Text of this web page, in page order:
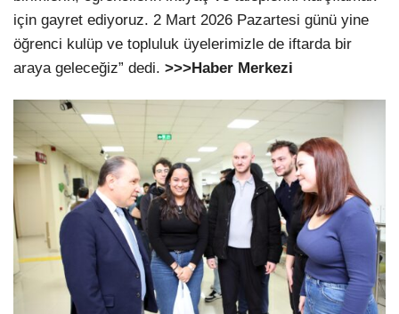
için gayret ediyoruz. 2 Mart 2026 Pazartesi günü yine
öğrenci kulüp ve topluluk üyelerimizle de iftarda bir
araya geleceğiz” dedi. >>>Haber Merkezi